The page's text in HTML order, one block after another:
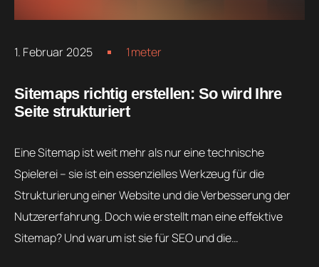
1. Februar 2025 1meter
Sitemaps richtig erstellen: So wird Ihre
Seite strukturiert
Eine Sitemap ist weit mehr als nur eine technische
Spielerei – sie ist ein essenzielles Werkzeug für die
Strukturierung einer Website und die Verbesserung der
Nutzererfahrung. Doch wie erstellt man eine effektive
Sitemap? Und warum ist sie für SEO und die…